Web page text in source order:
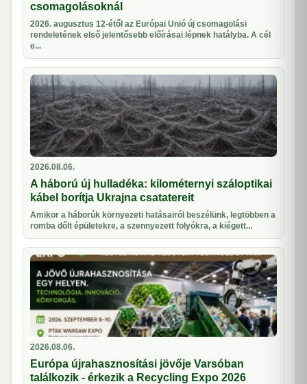
csomagolásoknál
2026. augusztus 12-étől az Európai Unió új csomagolási
rendeletének első jelentősebb előírásai lépnek hatályba. A cél
e...
2026.08.06.
A háború új hulladéka: kilométernyi száloptikai
kábel borítja Ukrajna csatatereit
Amikor a háborúk környezeti hatásairól beszélünk, legtöbben a
romba dőlt épületekre, a szennyezett folyókra, a kiégett...
2026.08.06.
Európa újrahasznosítási jövője Varsóban
találkozik - érkezik a Recycling Expo 2026